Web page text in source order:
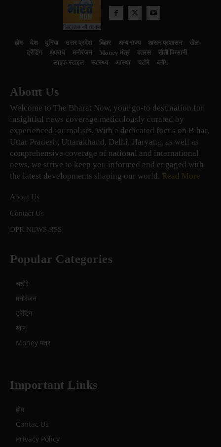
होम देश दुनिया उत्तर प्रदेश बिहार अन्य राज्य शासन प्रशासन
खेल
ट्रेंडिंग
अपराध मनोरंजन Money मंत्र बतरस
खेती किसानी
लाइफ स्टाइल
स्वास्थ्य आस्था चटोरे ब्लॉग
About Us
Welcome to The Bharat Now, your go-to destination for
insightful news coverage meticulously curated by
experienced journalists. With a dedicated focus on Bihar,
Uttar Pradesh, Uttarakhand, Delhi, Haryana, as well as
comprehensive coverage of national and international
news, we strive to keep you informed and engaged with
the latest developments shaping our world. Read More
About Us
Contact Us
DPR NEWS RSS
Popular Categories
चटोरे
मनोरंजन
ट्रेंडिंग
खेल
Money मंत्र
Important Links
होम
Contac Us
Privacy Policy